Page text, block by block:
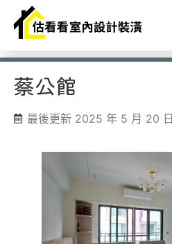
蔡公館
最後更新 2025 年 5 月 20 日